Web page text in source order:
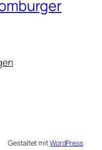
Gestaltet mitWordPress